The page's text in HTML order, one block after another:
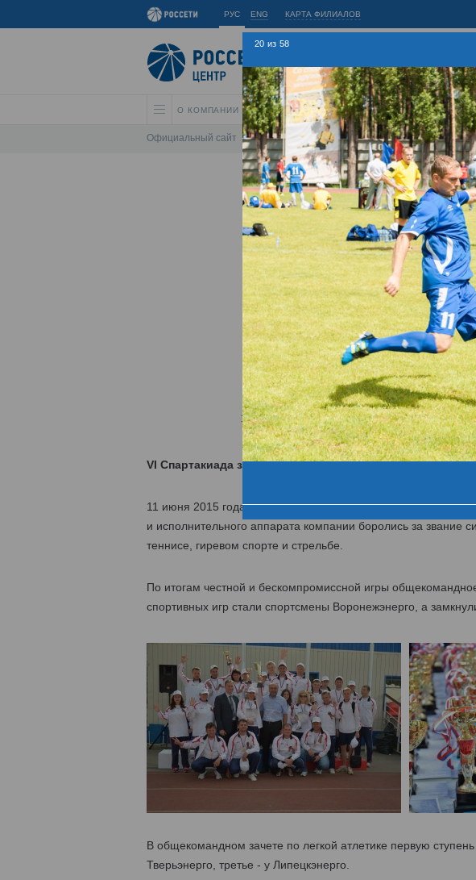
РУС ENG КАРТА ФИЛИАЛОВ
О КОМПАНИИ АКЦИОНЕРАМ И ИНВЕСТОРАМ УСТОЙЧИВОЕ
Официальный сайт \ Спартакиада \ Спартакиада 2015 \
Летняя
09
Хроника
Хроника VI
За день до старта Церемония
VI Спартакиада завершилась победой липецких
11 июня 2015 года завершилась VI Спартакиада
и исполнительного аппарата компании боролись за звание
теннисе, гиревом спорте и стрельбе.
По итогам честной и бескомпромиссной игры
спортивных игр стали спортсмены Воронежэнерго, а
В общекомандном зачете по легкой атлетике первую
Тверьэнерго, третье - у Липецкэнерго.
20 из 58